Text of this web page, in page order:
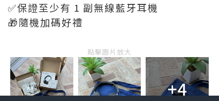
✅保證至少有 1 副無線藍牙耳機
🎁隨機加碼好禮
點擊圖片放大
+4